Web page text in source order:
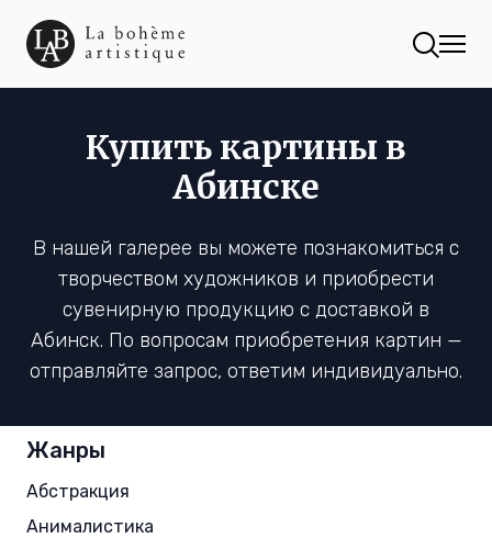
Купить картины в
Абинске
В нашей галерее вы можете познакомиться с
творчеством художников и приобрести
сувенирную продукцию с доставкой в
Абинск. По вопросам приобретения картин —
отправляйте запрос, ответим индивидуально.
Жанры
Абстракция
Анималистика